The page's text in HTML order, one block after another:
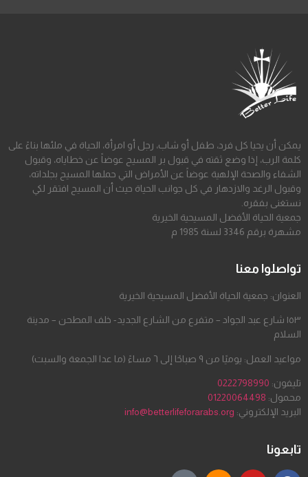
يمكن أن يحيا كل فرد، طفل أو شاب، رجل أو امرأة، الحياة في ملئها بناءً على
كلمة الرب، إذا وضع ثقته في قبول بر المسيح عوضاً عن خطاياه، وقبول
الشفاء والصحة الإلهية عوضاً عن الأمراض التي حملها المسيح بجلداته،
وقبول الرغد والازدهار في كل جوانب الحياة حيث أن المسيح افتقر لكي
نستغنى بفقره.
جمعية الحياة الأفضل المسيحية الخيرية
مشهرة برقم 3346 لسنة 1985 م
تواصلوا معنا
العنوان: جمعية الحياة الأفضل المسيحية الخيرية
١٥٣ شارع عبد الجواد – متفرع من الشارع الجديد- خلف المطحن – مدينة
السلام
مواعيد العمل: يوميًا من ٩ صباحًا إلى ٦ مساءً (ما عدا الجمعة والسبت)
تليفون: 0222798990
محمول: 01220064498
البريد الإلكتروني: info@betterlifeforarabs.org
تابعونا